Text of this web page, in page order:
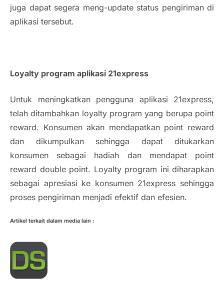
juga dapat segera meng-update status pengiriman di
aplikasi tersebut.
Loyalty program aplikasi 21express
Untuk meningkatkan pengguna aplikasi 21express,
telah ditambahkan loyaltyprogram yang berupa point
reward. Konsumen akan mendapatkan point reward
dan dikumpulkan sehingga dapat ditukarkan
konsumen sebagai hadiah dan mendapat point
reward double point. Loyaltyprogram ini diharapkan
sebagai apresiasi ke konsumen 21express sehingga
proses pengiriman menjadi efektif dan efesien.
Artikel terkait dalam media lain :